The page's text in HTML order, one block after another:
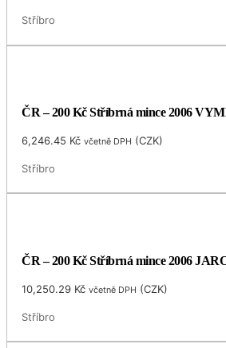
Stříbro
ČR – 200 Kč Stříbrná mince 2006
6,246.45 Kč včetně DPH (CZK)
Stříbro
ČR – 200 Kč Stříbrná mince 2006
10,250.29 Kč včetně DPH (CZK)
Stříbro